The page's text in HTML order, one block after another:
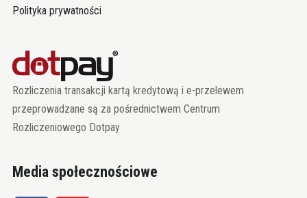
Polityka prywatności
Rozliczenia transakcji kartą kredytową i e-przelewem
przeprowadzane są za pośrednictwem Centrum
Rozliczeniowego Dotpay
Media społecznościowe